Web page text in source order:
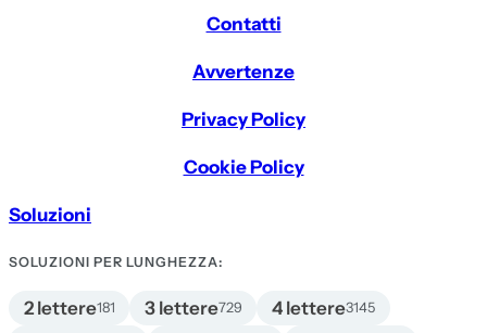
Contatti
Avvertenze
Privacy Policy
Cookie Policy
Soluzioni
SOLUZIONI PER LUNGHEZZA:
2 lettere181 3 lettere729 4 lettere3145